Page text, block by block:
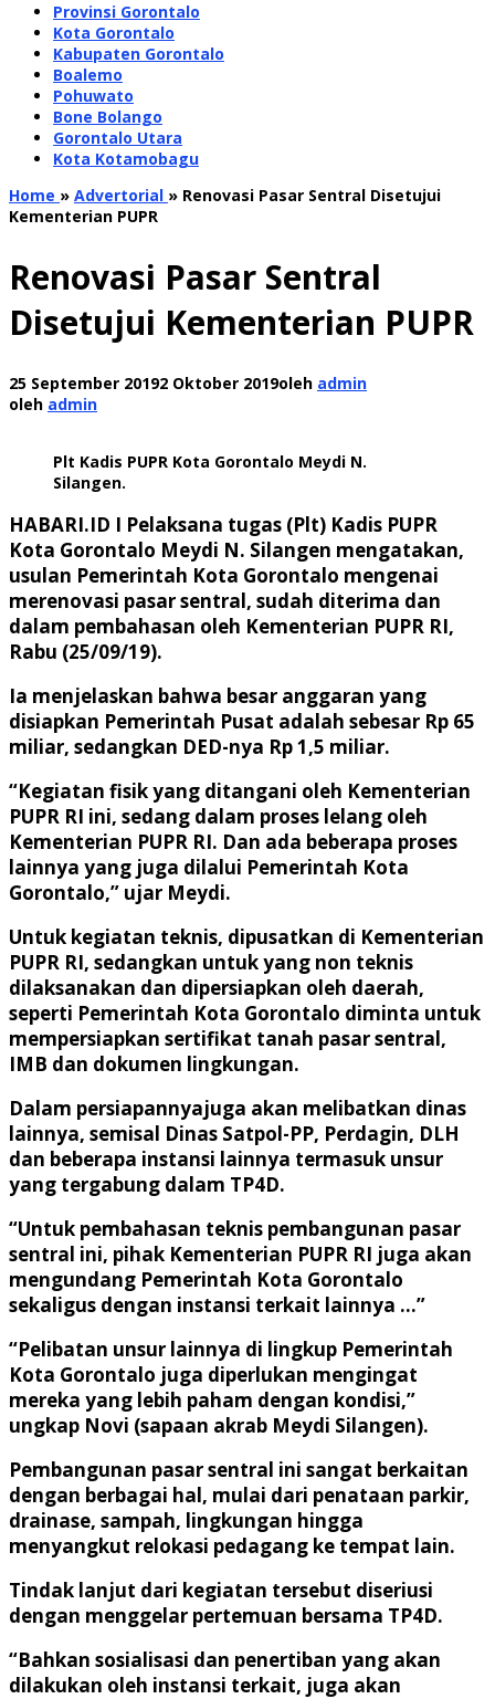
Provinsi Gorontalo
Kota Gorontalo
Kabupaten Gorontalo
Boalemo
Pohuwato
Bone Bolango
Gorontalo Utara
Kota Kotamobagu
Home » Advertorial » Renovasi Pasar Sentral Disetujui
Kementerian PUPR
Renovasi Pasar Sentral
Disetujui Kementerian PUPR
25 September 20192 Oktober 2019oleh admin
oleh admin
Plt Kadis PUPR Kota Gorontalo Meydi N.
Silangen.
HABARI.ID I Pelaksana tugas (Plt) Kadis PUPR
Kota Gorontalo Meydi N. Silangen mengatakan,
usulan Pemerintah Kota Gorontalo mengenai
merenovasi pasar sentral, sudah diterima dan
dalam pembahasan oleh Kementerian PUPR RI,
Rabu (25/09/19).
Ia menjelaskan bahwa besar anggaran yang
disiapkan Pemerintah Pusat adalah sebesar Rp 65
miliar, sedangkan DED-nya Rp 1,5 miliar.
“Kegiatan fisik yang ditangani oleh Kementerian
PUPR RI ini, sedang dalam proses lelang oleh
Kementerian PUPR RI. Dan ada beberapa proses
lainnya yang juga dilalui Pemerintah Kota
Gorontalo,” ujar Meydi.
Untuk kegiatan teknis, dipusatkan di Kementerian
PUPR RI, sedangkan untuk yang non teknis
dilaksanakan dan dipersiapkan oleh daerah,
seperti Pemerintah Kota Gorontalo diminta untuk
mempersiapkan sertifikat tanah pasar sentral,
IMB dan dokumen lingkungan.
Dalam persiapannyajuga akan melibatkan dinas
lainnya, semisal Dinas Satpol-PP, Perdagin, DLH
dan beberapa instansi lainnya termasuk unsur
yang tergabung dalam TP4D.
“Untuk pembahasan teknis pembangunan pasar
sentral ini, pihak Kementerian PUPR RI juga akan
mengundang Pemerintah Kota Gorontalo
sekaligus dengan instansi terkait lainnya …”
“Pelibatan unsur lainnya di lingkup Pemerintah
Kota Gorontalo juga diperlukan mengingat
mereka yang lebih paham dengan kondisi,”
ungkap Novi (sapaan akrab Meydi Silangen).
Pembangunan pasar sentral ini sangat berkaitan
dengan berbagai hal, mulai dari penataan parkir,
drainase, sampah, lingkungan hingga
menyangkut relokasi pedagang ke tempat lain.
Tindak lanjut dari kegiatan tersebut diseriusi
dengan menggelar pertemuan bersama TP4D.
“Bahkan sosialisasi dan penertiban yang akan
dilakukan oleh instansi terkait, juga akan